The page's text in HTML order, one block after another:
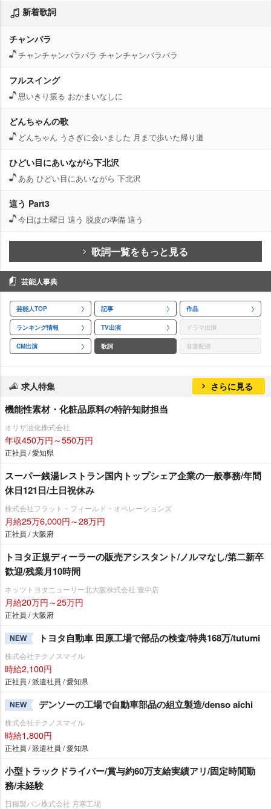
新着歌詞
チャンバラ
チャンチャンバラバラ チャンチャンバラバラ
フルスイング
思いきり振る おかまいなしに
どんちゃんの歌
どんちゃん うさぎに会いました 月まで歩いた帰り道
ひどい目にあいながら下北沢
ああ ひどい目にあいながら 下北沢
這う Part3
今日は土曜日 這う 脱皮の準備 這う
歌詞一覧をもっと見る
芸能人事典
芸能人TOP 記事 作品
ランキング情報 TV出演 ドラマ出演
CM出演 歌詞 音楽配信
求人特集 さらに見る
機能性素材・化粧品原料の特許知財担当
オリザ油化株式会社
年収450万円～550万円
正社員 / 愛知県
スーパー銭湯レストラン国内トップシェア企業の一般事務/年間
休日121日/土日祝休み
株式会社フラット・フィールド・オペレーションズ
月給25万6,000円～28万円
正社員 / 大阪府
トヨタ正規ディーラーの販売アシスタント/ノルマなし/第二新卒
歓迎/残業月10時間
ネッツトヨタニューリー北大阪株式会社 豊中店
月給20万円～25万円
正社員 / 大阪府
NEW トヨタ自動車 田原工場で部品の検査/特典168万/tutumi
株式会社テクノスマイル
時給2,100円
正社員 / 派遣社員 / 愛知県
NEW デンソーの工場で自動車部品の組立製造/denso aichi
株式会社テクノスマイル
時給1,800円
正社員 / 派遣社員 / 愛知県
小型トラックドライバー/賞与約60万支給実績アリ/固定時間勤
務/未経験
日糧製パン株式会社 月寒工場